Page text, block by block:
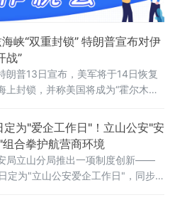
质财富实现跨越式增长，但和平、
、信
峡“双重封锁” 特朗普宣布对伊
战”
朗普13日宣布，美军将于14日恢复
上封锁，并称美国将成为“霍尔木兹
用。美军中央司令部随后确认，封
美国东部时间14日16时（伊朗当地
时30分）正式启动。这意味着美伊
17日远程签署的谅解备忘录，在生
月后即告名存实亡。从“停火”到“重
定为"爱企工作日"！立山公安"安
合拳护航营商环境
局立山分局推出一项制度创新——
定为"立山公安爱企工作日"，同步